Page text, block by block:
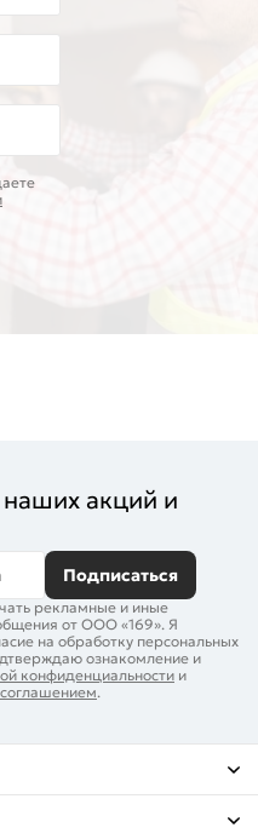
наших акций и
Подписаться
рекламные и иные
от ООО «169». Я
на обработку персональных
ознакомление и
конфиденциальности и
.